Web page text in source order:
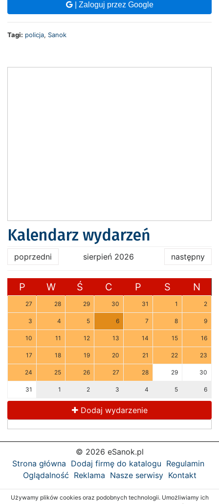
| Zaloguj przez Google
Tagi: policja, Sanok
Kalendarz wydarzeń
poprzedni sierpień 2026 następny
P W Ś C P S N
27 28 29 30 31 1 2
3 4 5 6 7 8 9
10 11 12 13 14 15 16
17 18 19 20 21 22 23
24 25 26 27 28 29 30
31 1 2 3 4 5 6
Dodaj wydarzenie
© 2026 eSanok.pl
Strona główna Dodaj firmę do katalogu Regulamin
Oglądalność Reklama Nasze serwisy Kontakt
Używamy plików cookies oraz podobnych technologii. Umożliwiamy ich